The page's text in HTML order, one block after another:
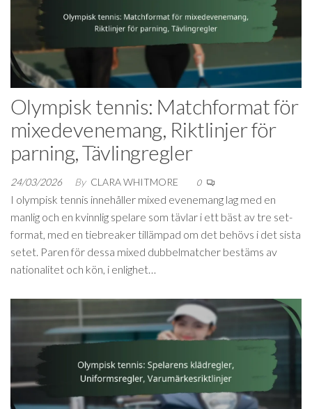
Olympisk tennis: Matchformat för
mixedevenemang, Riktlinjer för
parning, Tävlingregler
24/03/2026 By CLARA WHITMORE 0
I olympisk tennis innehåller mixed evenemang lag med en
manlig och en kvinnlig spelare som tävlar i ett bäst av tre set-
format, med en tiebreaker tillämpad om det behövs i det sista
setet. Paren för dessa mixed dubbelmatcher bestäms av
nationalitet och kön, i enlighet…